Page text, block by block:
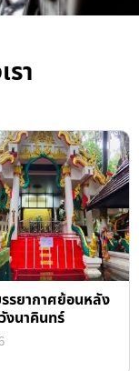
า
รยากาศย้อนหลัง
งนาคินทร์